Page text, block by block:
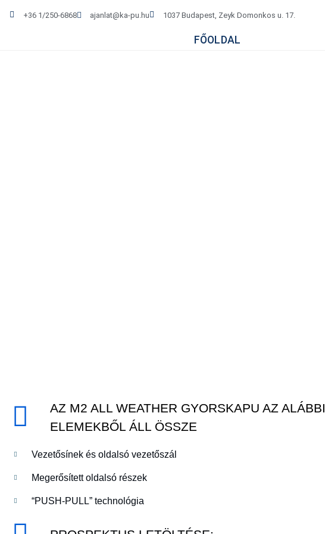
+36 1/250-6868 ajanlat@ka-pu.hu 1037 Budapest, Zeyk Domonkos u. 17.
FŐOLDAL
AZ M2 ALL WEATHER GYORSKAPU AZ ALÁBBI
ELEMEKBŐL ÁLL ÖSSZE
Vezetősínek és oldalsó vezetőszál
Megerősített oldalsó részek
“PUSH-PULL” technológia